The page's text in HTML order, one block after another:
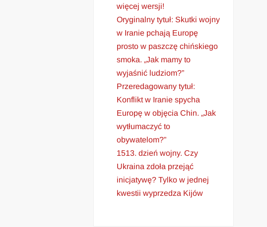
więcej wersji!
Oryginalny tytuł: Skutki wojny
w Iranie pchają Europę
prosto w paszczę chińskiego
smoka. „Jak mamy to
wyjaśnić ludziom?”
Przeredagowany tytuł:
Konflikt w Iranie spycha
Europę w objęcia Chin. „Jak
wytłumaczyć to
obywatelom?”
1513. dzień wojny. Czy
Ukraina zdoła przejąć
inicjatywę? Tylko w jednej
kwestii wyprzedza Kijów